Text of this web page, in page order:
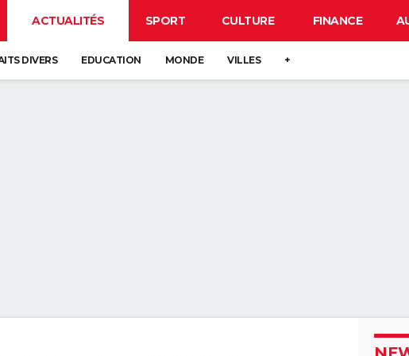
ACTUALITÉS SPORT CULTURE FINANCE
DIVERS EDUCATION MONDE VILLES +